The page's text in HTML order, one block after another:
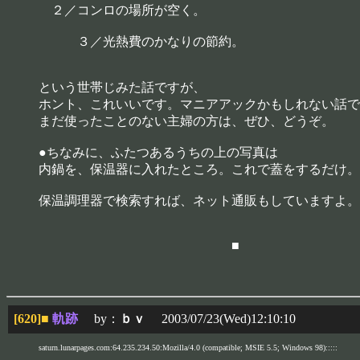
２／コンロの場所が空く。
３／光熱費のかなりの節約。
という世帯じみた話ですが、
ホント、これいいです。マニアアックかもしれない話
まだ使ったことのない主婦の方は、ぜひ、どうぞ。
●ちなみに、ふたつあるうちの上の写真は
内鍋を、保温器に入れたところ。これで蓋をするだけ。
保温調理器で検索すれば、ネット通販もしていますよ。
■
[620]■ 軌跡by： ｂｖ 2003/07/23(Wed)12:10:10
saturn.lunarpages.com:64.235.234.50:Mozilla/4.0 (compatible; MSIE 5.5; Windows 98):::::